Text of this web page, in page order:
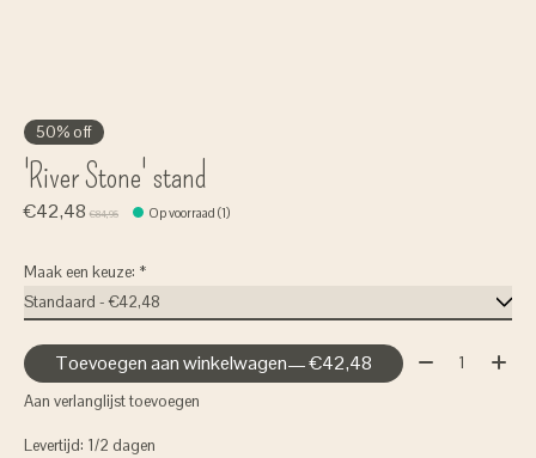
50% off
'River Stone' stand
€42,48 €84,95 Op voorraad (1)
Maak een keuze: *
Toevoegen aan winkelwagen — €42,48 Aantal:
Aan verlanglijst toevoegen
Levertijd: 1/2 dagen